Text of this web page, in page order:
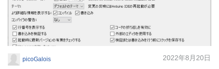
picoGalois 2022年8月20日